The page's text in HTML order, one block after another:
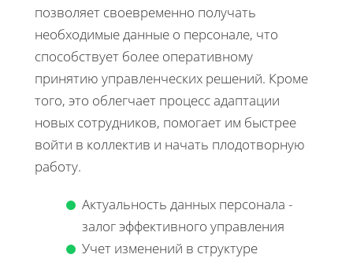
позволяет своевременно получать
необходимые данные о персонале, что
способствует более оперативному
принятию управленческих решений. Кроме
того, это облегчает процесс адаптации
новых сотрудников, помогает им быстрее
войти в коллектив и начать плодотворную
работу.
Актуальность данных персонала -
залог эффективного управления
Учет изменений в структуре